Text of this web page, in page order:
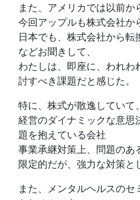
また、アメリカでは以前か
今回アップルも株式会社か
日本でも、株式会社から転
などお聞きして、
わたしは、即座に、われわ
討すべき課題だと感じた。
特に、株式が散逸していて、
経営のダイナミックな意思
題を抱えている会社
事業承継対策上、問題のあ
限定的だが、強力な対策と
また、メンタルヘルスの